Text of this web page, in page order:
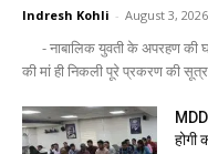
Indresh Kohli - August 3, 2026
- नाबालिक युवती के अपरहण की
की मां ही निकली पूरे प्रकरण की
होगी